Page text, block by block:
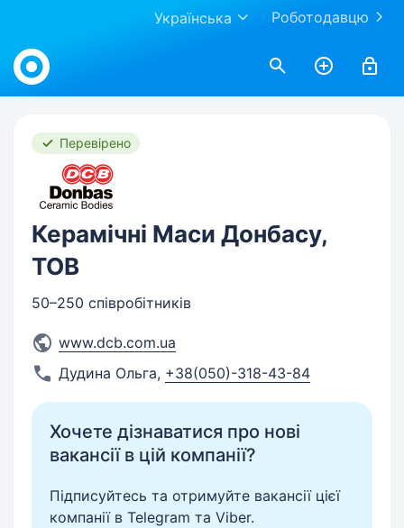
Роботодавцю
Українська
Work.ua
Перевірено
Керамічні Маси Донбасу,
ТОВ
50–250 співробітників
www.dcb.com.ua
Дудина Ольга, +38(050)-318-43-84
Хочете дізнаватися про нові
вакансії в цій компанії?
Підписуйтесь та отримуйте вакансії цієї
компанії в Telegram та Viber.